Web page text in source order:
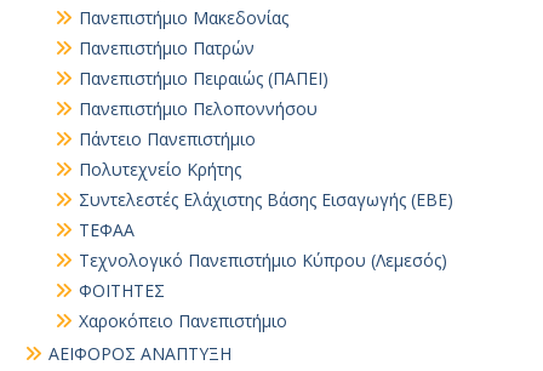
Πανεπιστήμιο Μακεδονίας
Πανεπιστήμιο Πατρών
Πανεπιστήμιο Πειραιώς (ΠΑΠΕΙ)
Πανεπιστήμιο Πελοποννήσου
Πάντειο Πανεπιστήμιο
Πολυτεχνείο Κρήτης
Συντελεστές Ελάχιστης Βάσης Εισαγωγής (ΕΒΕ)
ΤΕΦΑΑ
Τεχνολογικό Πανεπιστήμιο Κύπρου (Λεμεσός)
ΦΟΙΤΗΤΕΣ
Χαροκόπειο Πανεπιστήμιο
ΑΕΙΦΟΡΟΣ ΑΝΑΠΤΥΞΗ